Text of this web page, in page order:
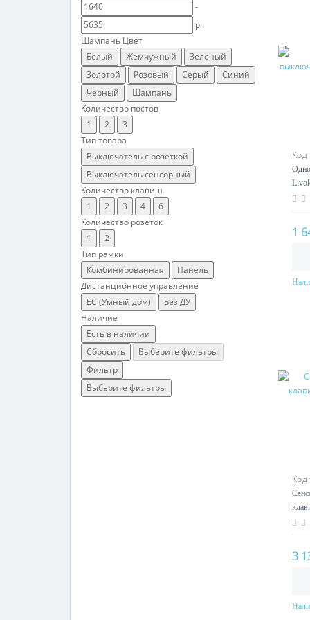
-
р.
Шампань Цвет
Белый
Жемчужный
Зеленый
Золотой
Розовый Серый
Синий
Черный
Шампань
Количество постов
1
2
3
Тип товара
Выключатель с розеткой
Выключатель сенсорный
Количество клавиш
1
2 3 4
6
Количество розеток
1
2
Тип рамки
Комбинированная
Панель
Дистанционное управление
EC (Умный дом)
Без ДУ
Наличие
Есть в наличии
Сбросить
Выберите фильтры
Фильтр
Выберите фильтры
Код
1
Код
3